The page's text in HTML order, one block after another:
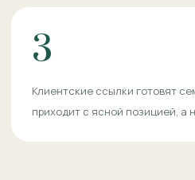
3
Клиентские ссылки готовят
приходит с ясной позицией, а